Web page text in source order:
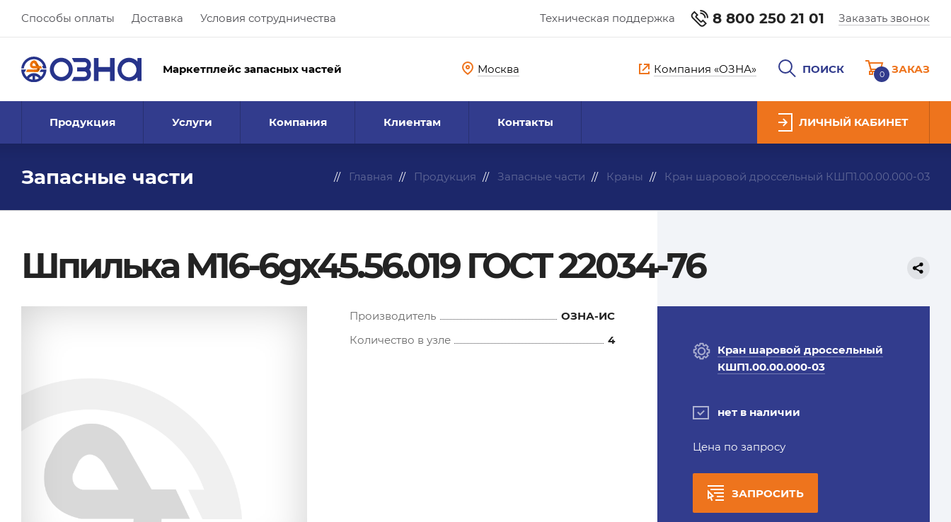
Способы оплаты Доставка Условия сотрудничества Техническая поддержка 8 800 250 21 01 Заказать звонок
Маркетплейс запасных частей Москва Компания «ОЗНА» ПОИСК 0 ЗАКАЗ
Продукция Услуги Компания Клиентам Контакты ЛИЧНЫЙ КАБИНЕТ
Запасные части Главная Продукция Запасные части Краны Кран шаровой дроссельный КШП1.00.00.000-03
Шпилька М16-6gx45.56.019 ГОСТ 22034-76
Производитель
ОЗНА-ИС
Количество в узле
4
Кран шаровой дроссельный
КШП1.00.00.000-03
нет в наличии
Цена по запросу
ЗАПРОСИТЬ